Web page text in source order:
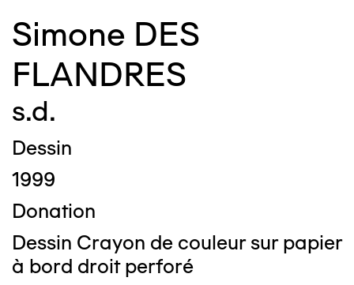
Simone DES
FLANDRES
s.d.
Dessin
1999
Donation
Dessin Crayon de couleur sur papier
à bord droit perforé